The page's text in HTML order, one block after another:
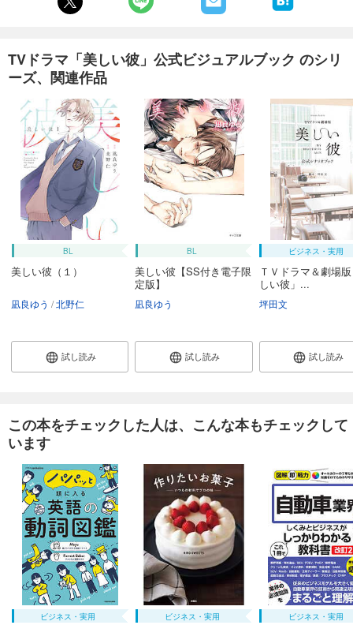
TVドラマ「美しい彼」公式ビジュアルブック のシリ
ーズ、関連作品
BL
美しい彼（１）
凪良ゆう 北野仁
試し読み
BL
美しい彼【SS付き電子限
定版】
凪良ゆう
試し読み
ビジネス・実用
ＴＶドラマ＆劇場
しい彼」...
坪田文
試し読み
この本をチェックした人は、こんな本もチェックして
います
ビジネス・実用 ビジネス・実用 ビジネス・実用